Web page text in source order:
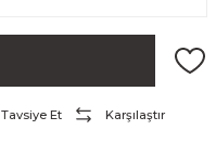
Tavsiye Et Karşılaştır